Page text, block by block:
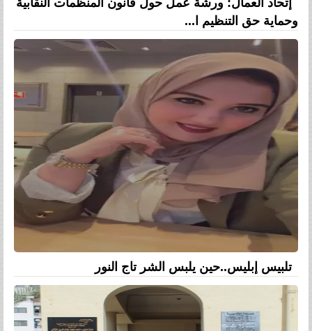
وحماية حق التنظيم ا...
تلبيس إبليس..حين يلبس الشر تاج النور